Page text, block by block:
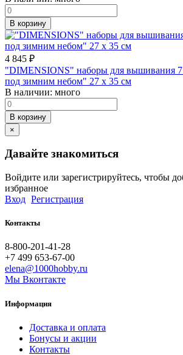
В корзину
4 845 ₽
"DIMENSIONS" наборы для вышивания
под зимним небом" 27 x 35 см
В наличии: много
В корзину
×
Давайте знакомиться
Войдите или зарегистрируйтесь, чтобы
избранное
Вход Регистрация
Контакты
8-800-201-41-28
+7 499 653-67-00
elena@1000hobby.ru
Мы Вконтакте
Информация
Доставка и оплата
Бонусы и акции
Контакты